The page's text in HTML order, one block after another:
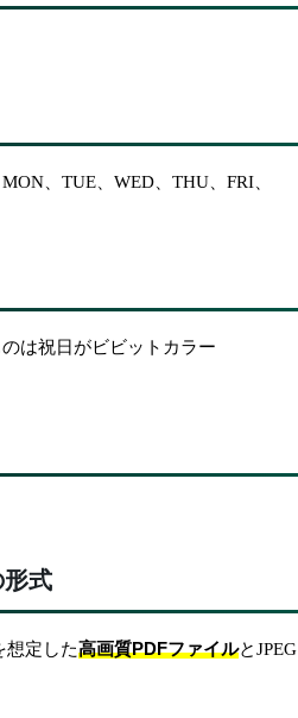
、TUE、WED、THU、FRI、
は祝日がビビットカラー
式
想定した高画質PDFファイルとJPEG